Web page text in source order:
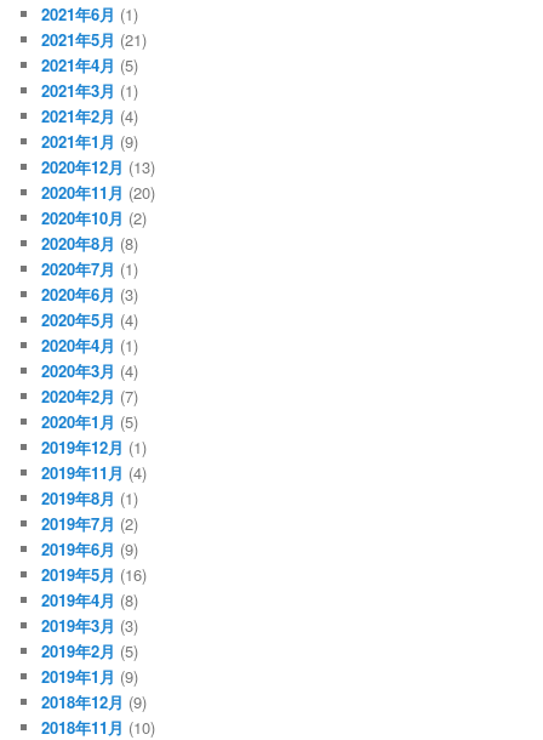
2021年6月 (1)
2021年5月 (21)
2021年4月 (5)
2021年3月 (1)
2021年2月 (4)
2021年1月 (9)
2020年12月 (13)
2020年11月 (20)
2020年10月 (2)
2020年8月 (8)
2020年7月 (1)
2020年6月 (3)
2020年5月 (4)
2020年4月 (1)
2020年3月 (4)
2020年2月 (7)
2020年1月 (5)
2019年12月 (1)
2019年11月 (4)
2019年8月 (1)
2019年7月 (2)
2019年6月 (9)
2019年5月 (16)
2019年4月 (8)
2019年3月 (3)
2019年2月 (5)
2019年1月 (9)
2018年12月 (9)
2018年11月 (10)